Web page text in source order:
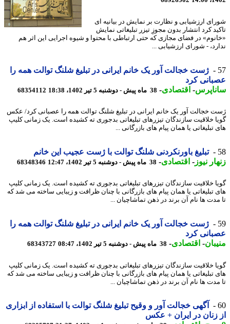
ارزشیابی و نظارت بر نمایش در بیانیه ای
کرد انتشار بدون مجوزِ تیزر تبلیغاتی نمایش
در فضای مجازی که حتی ارتباطی با محتوا و شیوه اجرایی این اثر هم
- شورای ارزشیابی ...
ژست خجالت آور یک خانم ایرانی در تبلیغ شلنگ توالت همه را
کرد
-اقتصادی-38 ماه پیش - دوشنبه 5 تیر 1402، 18:38 68354112
خجالت آور یک خانم ایرانی در تبلیغ شلنگ توالت همه را عصبانی کرد/ عکس
خلاقیت سازندگان تیزرهای تبلیغاتی بدجوری ته کشیده است. یک زمانی کلیپ
تبلیغاتی یا همان پیام های بازرگانی ...
تبلیغ باورنکردنی شلنگ توالت با ژست عجیب این خانم
نیوز-اقتصادی-38 ماه پیش - دوشنبه 5 تیر 1402، 12:47 68348346
خلاقیت سازندگان تیزرهای تبلیغاتی بدجوری ته کشیده است. یک زمانی کلیپ
تبلیغاتی یا همان پیام های بازرگانی با چنان ظرافت و زیبایی ساخته می شد که
ها نام آن برند در ذهن تماشاچیان ...
ژست خجالت آور یک خانم ایرانی در تبلیغ شلنگ توالت همه را
کرد
-اقتصادی-38 ماه پیش - دوشنبه 5 تیر 1402، 08:47 68343727
خلاقیت سازندگان تیزرهای تبلیغاتی بدجوری ته کشیده است. یک زمانی کلیپ
تبلیغاتی یا همان پیام های بازرگانی با چنان ظرافت و زیبایی ساخته می شد که
ها نام آن برند در ذهن تماشاچیان ...
آگهی خجالت آور و وقیح تبلیغ شلنگ توالت با استفاده از ابزاری
زنان در ایران + عکس